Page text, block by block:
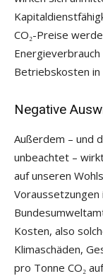
CO₂-Preise
Betriebskosten
Negative
Außerdem – und
unbeachtet –
auf unseren
Voraussetzungen
Kosten, also
Klimaschäden,
pro Tonne CO₂